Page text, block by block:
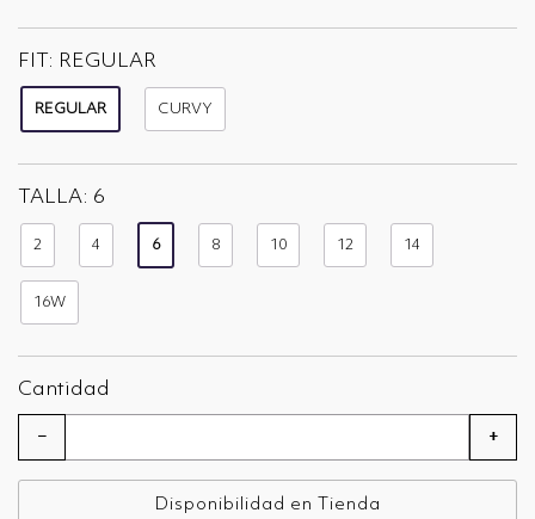
FIT: REGULAR
REGULAR CURVY
TALLA: 6
2 4 6 8 10 12 14
16W
Cantidad
− +
Disponibilidad en Tienda